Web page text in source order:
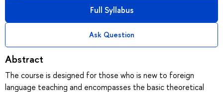
Full Syllabus
Ask Question
Abstract
The course is designed for those who is new to foreign
language teaching and encompasses the basic theoretical